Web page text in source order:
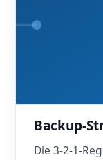
Backup-
Die 3-2-1-